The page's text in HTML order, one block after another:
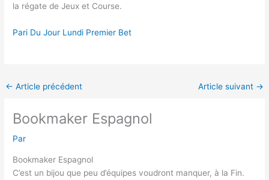
la régate de Jeux et Course.
Pari Du Jour Lundi Premier Bet
← Article précédent Article suivant →
Bookmaker Espagnol
Par
Bookmaker Espagnol
C’est un bijou que peu d’équipes voudront manquer, à la Fin.